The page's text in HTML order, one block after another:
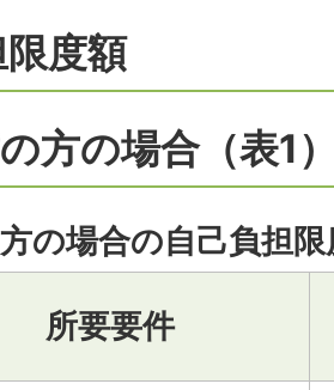
度額
方の場合（表1
の場合の自己負担限
所要要件